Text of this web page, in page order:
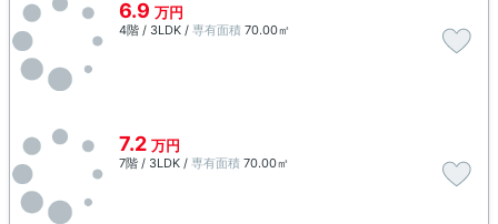
6.9 万円
4階 / 3LDK / 専有面積 70.00㎡
7.2 万円
7階 / 3LDK / 専有面積 70.00㎡